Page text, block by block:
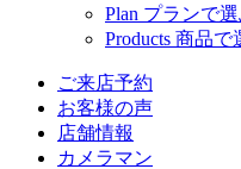
Plan プランで
Products 商品で
ご来店予約
お客様の声
店舗情報
カメラマン